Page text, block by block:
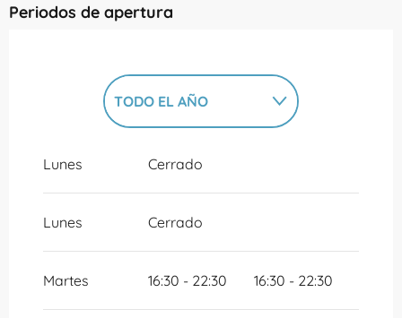
Periodos de apertura
TODO EL AÑO
Lunes Cerrado
Lunes Cerrado
Martes 16:30 - 22:30 16:30 - 22:30